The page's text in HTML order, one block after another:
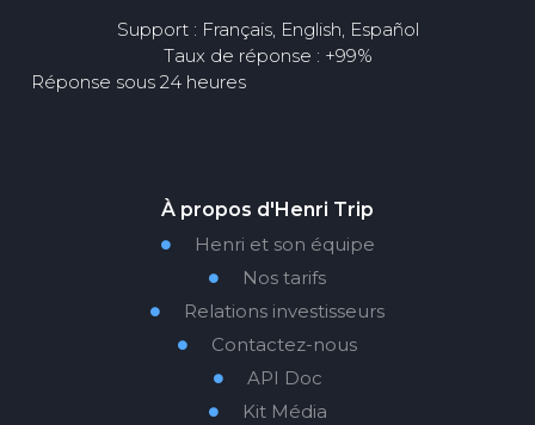
Support : Français, English, Español
Taux de réponse : +99%
Réponse sous 24 heures
À propos d'Henri Trip
 Henri et son équipe
 Nos tarifs
 Relations investisseurs
 Contactez-nous
 API Doc
 Kit Média